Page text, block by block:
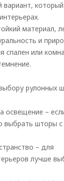
вариант,
материал,
и
спален или
рулонных
освещение –
выбрать шторы с
– для
лучше